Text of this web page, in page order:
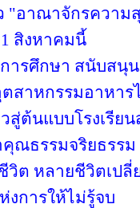
ว "อาณาจักรควา
สิงหาคมนี้
รศึกษา สนับสนุ
สาหกรรมอาหาร
สู่ต้นแบบโรงเรีย
ธรรมจริยธรรม
วิต หลายชีวิตเปลี่
งการให้ไม่รู้จบ